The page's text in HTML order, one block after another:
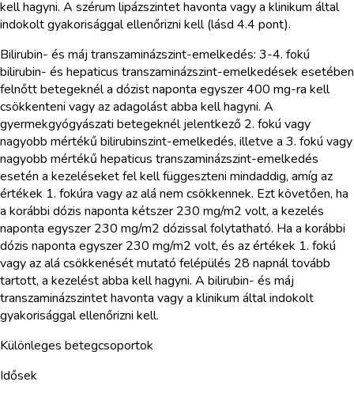
kell hagyni. A szérum lipázszintet havonta vagy a klinikum által
indokolt gyakorisággal ellenőrizni kell (lásd 4.4 pont).
Bilirubin- és máj transzaminázszint-emelkedés: 3-4. fokú
bilirubin- és hepaticus transzaminázszint-emelkedések esetében
felnőtt betegeknél a dózist naponta egyszer 400 mg-ra kell
csökkenteni vagy az adagolást abba kell hagyni. A
gyermekgyógyászati betegeknél jelentkező 2. fokú vagy
nagyobb mértékű bilirubinszint-emelkedés, illetve a 3. fokú vagy
nagyobb mértékű hepaticus transzaminázszint-emelkedés
esetén a kezeléseket fel kell függeszteni mindaddig, amíg az
értékek 1. fokúra vagy az alá nem csökkennek. Ezt követően, ha
a korábbi dózis naponta kétszer 230 mg/m2 volt, a kezelés
naponta egyszer 230 mg/m2 dózissal folytatható. Ha a korábbi
dózis naponta egyszer 230 mg/m2 volt, és az értékek 1. fokú
vagy az alá csökkenését mutató felépülés 28 napnál tovább
tartott, a kezelést abba kell hagyni. A bilirubin- és máj
transzaminázszintet havonta vagy a klinikum által indokolt
gyakorisággal ellenőrizni kell.
Különleges betegcsoportok
Idősek